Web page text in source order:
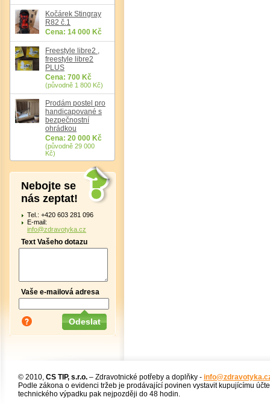
Kočárek Stingray
R82 č.1
Cena: 14 000 Kč
Freestyle libre2 ,
freestyle libre2
PLUS
Cena: 700 Kč
(původně 1 800 Kč)
Prodám postel pro
handicapované s
bezpečnostní
ohrádkou
Cena: 20 000 Kč
(původně 29 000
Kč)
Nebojte se
nás zeptat!
Tel.: +420 603 281 096
E-mail:
info@zdravotyka.cz
Text Vašeho dotazu
Vaše e-mailová adresa
© 2010, CS TIP, s.r.o. – Zdravotnické potřeby a doplňky -
Podle zákona o evidenci tržeb je prodávající povinen vystavit kupujícímu
technického výpadku pak nejpozději do 48 hodin.